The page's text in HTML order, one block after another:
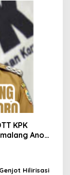
KPK
Anom
Hilirisasi